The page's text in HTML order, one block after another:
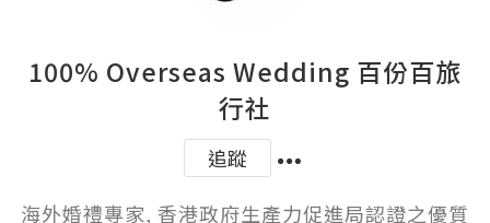
100% Overseas Wedding 百份百旅
行社
追蹤
海外婚禮專家, 香港政府生產力促進局認證之優質